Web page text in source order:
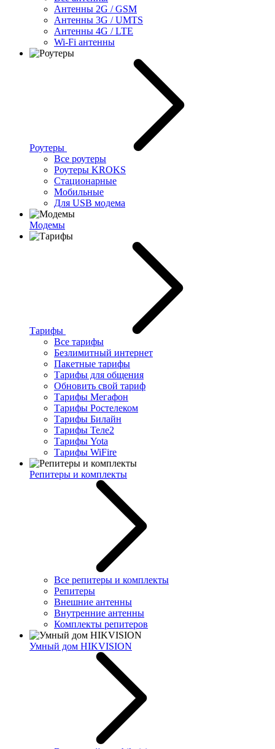
Антенны 2G / GSM
Антенны 3G / UMTS
Антенны 4G / LTE
Wi-Fi антенны
Роутеры
Все роутеры
Роутеры KROKS
Стационарные
Мобильные
Для USB модема
Модемы
Тарифы
Все тарифы
Безлимитный интернет
Пакетные тарифы
Тарифы для общения
Обновить свой тариф
Тарифы Мегафон
Тарифы Ростелеком
Тарифы Билайн
Тарифы Теле2
Тарифы Yota
Тарифы WiFire
Репитеры и комплекты
Все репитеры и комплекты
Репитеры
Внешние антенны
Внутренние антенны
Комплекты репитеров
Умный дом HIKVISION